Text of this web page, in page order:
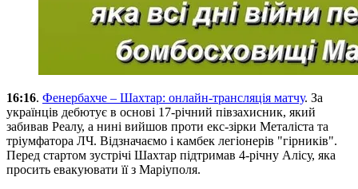
16:16. Фенербахче – Шахтар: онлайн-трансляція матчу. За
українців дебютує в основі 17-річний півзахисник, який
забивав Реалу, а нині вийшов проти екс-зірки Металіста та
тріумфатора ЛЧ. Відзначаємо і камбек легіонерів "гірників".
Перед стартом зустрічі Шахтар підтримав 4-річну Алісу, яка
просить евакуювати її з Маріуполя.